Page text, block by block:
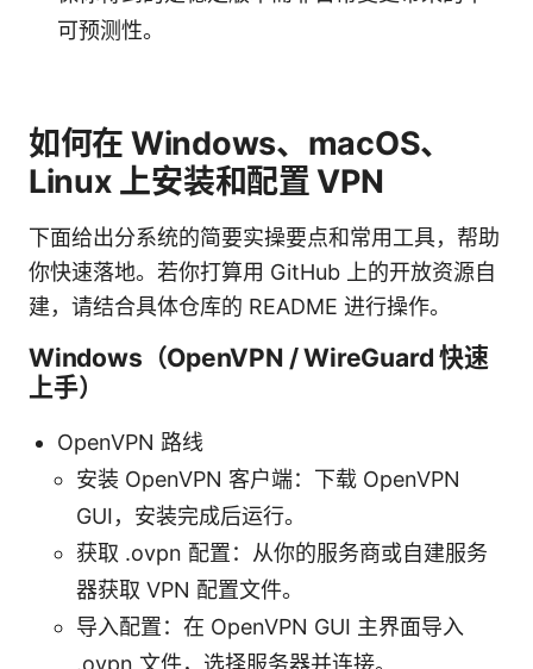
可预测性。
如何在 Windows、macOS、
Linux 上安装和配置 VPN
下面给出分系统的简要实操要点和常用工具，帮助
你快速落地。若你打算用 GitHub 上的开放资源自
建，请结合具体仓库的 README 进行操作。
Windows（OpenVPN / WireGuard 快速
上手）
OpenVPN 路线
安装 OpenVPN 客户端：下载 OpenVPN
GUI，安装完成后运行。
获取 .ovpn 配置：从你的服务商或自建服务
器获取 VPN 配置文件。
导入配置：在 OpenVPN GUI 主界面导入
.ovpn 文件，选择服务器并连接。